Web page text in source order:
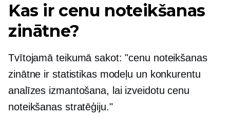
Kas ir cenu noteikšanas
zinātne?
Tvītojamā teikumā sakot: "cenu noteikšanas
zinātne ir statistikas modeļu un konkurentu
analīzes izmantošana, lai izveidotu cenu
noteikšanas stratēģiju."